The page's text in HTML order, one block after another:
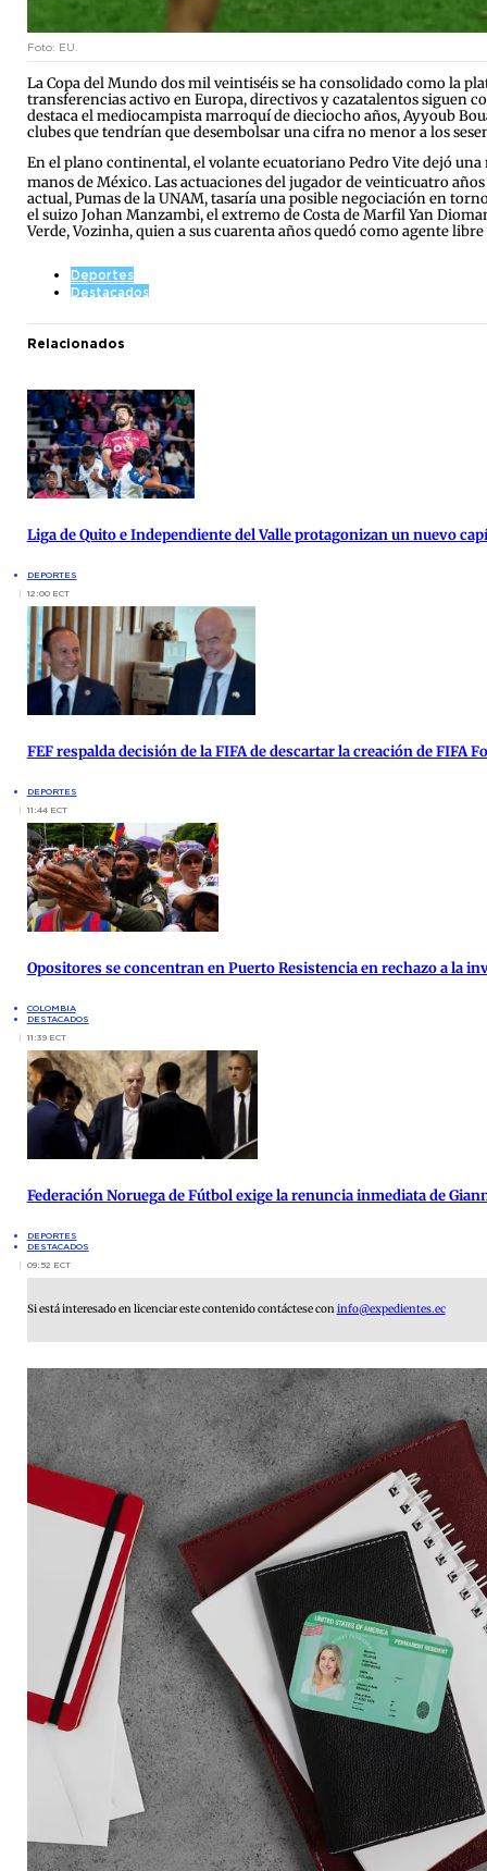
Foto: EU.
La Copa del Mundo dos mil veintiséis se ha consolidado como la
transferencias activo en Europa, directivos y cazatalentos siguen
destaca el mediocampista marroquí de dieciocho años, Ayyoub
clubes que tendrían que desembolsar una cifra no menor a los
En el plano continental, el volante ecuatoriano Pedro Vite dejó
manos de México.Las actuaciones del jugador de veinticuatro
actual, Pumas de la UNAM, tasaría una posible negociación en
el suizo Johan Manzambi, el extremo de Costa de Marfil Yan
Verde, Vozinha, quien a sus cuarenta años quedó como agente
Deportes
Destacados
Relacionados
Liga de Quito e Independiente del Valle protagonizan un nuevo
DEPORTES
12:00 ECT
FEF respalda decisión de la FIFA de descartar la creación de FIFA
DEPORTES
11:44 ECT
Opositores se concentran en Puerto Resistencia en rechazo a la
COLOMBIA
DESTACADOS
11:39 ECT
Federación Noruega de Fútbol exige la renuncia inmediata de
DEPORTES
DESTACADOS
09:52 ECT
Si está interesado en licenciar este contenido contáctese coninfo@expedientes.ec